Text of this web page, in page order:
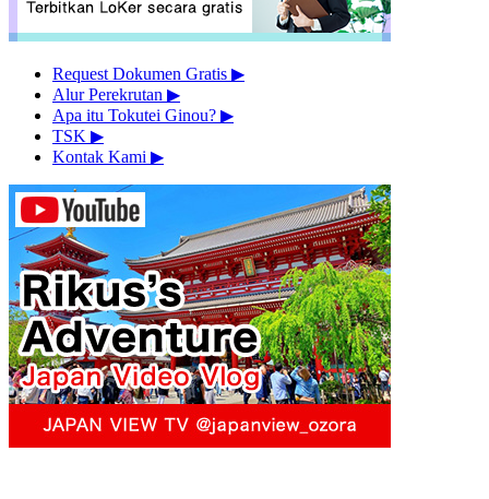
Request Dokumen Gratis ▶︎
Alur Perekrutan ▶︎
Apa itu Tokutei Ginou? ▶︎
TSK ▶︎
Kontak Kami ▶︎